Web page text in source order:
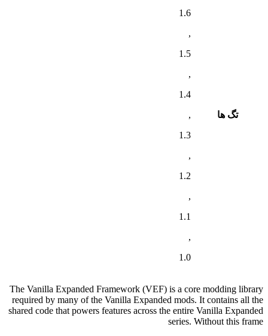
تگ ها
1.6
,
1.5
,
1.4
,
1.3
,
1.2
,
1.1
,
1.0
The Vanilla Expanded Framework (VEF) is a core modding library
required by many of the Vanilla Expanded mods. It contains all the
shared code that powers features across the entire Vanilla Expanded
series. Without this frame